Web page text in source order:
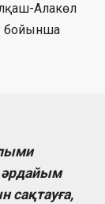
Алакөл
бойынша
әрдайым